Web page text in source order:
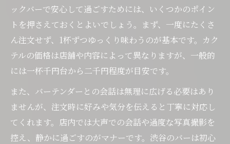
見つける方法
バーテンダーと会話して美味しいカクテル
を注文するコツ
カウンター席で静かに楽しむバーの魅力と
は
初心者が安心して好みを伝えるためのポイ
ント
美味しいオーセンティックバー体験のため
の工夫
ックバーで安心して過ごすためには、いくつかのポイン
トを押さえておくとよいでしょう。まず、一度にたくさ
ん注文せず、1杯ずつゆっくり味わうのが基本です。カク
テルの価格は店舗や内容によって異なりますが、一般的
には一杯千円台から二千円程度が目安です。
また、バーテンダーとの会話は無理に広げる必要はあり
ませんが、注文時に好みや気分を伝えると丁寧に対応し
てくれます。店内では大声での会話や過度な写真撮影を
控え、静かに過ごすのがマナーです。渋谷のバーは初心